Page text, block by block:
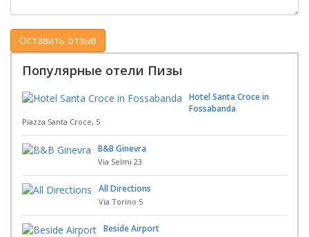
Популярные отели Пизы
Hotel Santa Croce in
Fossabanda
Piazza Santa Croce, 5
B&B Ginevra
Via Selmi 23
All Directions
Via Torino 5
Beside Airport